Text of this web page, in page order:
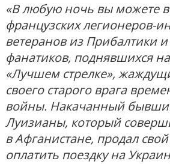
«В любую ночь вы можете
французских легионеров-
ветеранов из Прибалтики
фанатиков, поднявшихся
«Лучшем стрелке»,
своего старого врага
войны. Накачанный
Луизианы, который
в Афганистане, продал
оплатить поездку на